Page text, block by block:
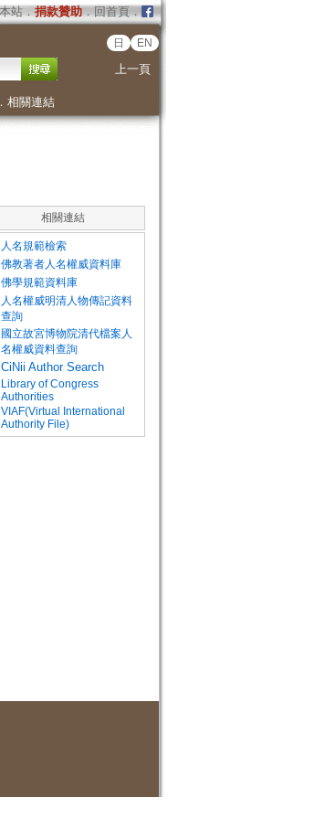
站． 捐款贊助．回首頁．
日 EN
上一頁
相關連結
相關連結
人名規範檢索
佛教著者人名權威資料庫
佛學規範資料庫
人名權威明清人物傳記資料
查詢
國立故宮博物院清代檔案人
名權威資料查詢
CiNii Author Search
Library of Congress
Authorities
VIAF(Virtual International
Authority File)